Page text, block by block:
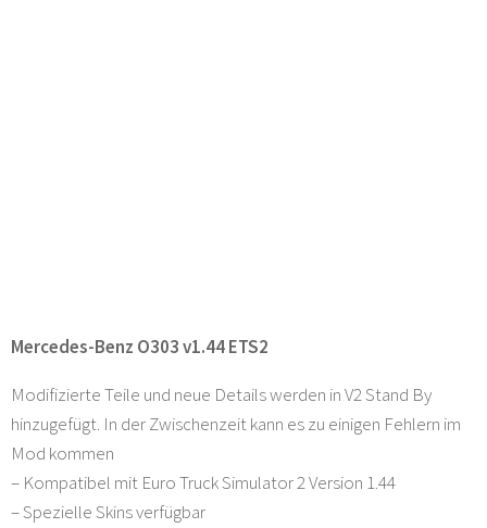
Mercedes-Benz O303 v1.44 ETS2
Modifizierte Teile und neue Details werden in V2 Stand By
hinzugefügt. In der Zwischenzeit kann es zu einigen Fehlern im
Mod kommen
– Kompatibel mit Euro Truck Simulator 2 Version 1.44
– Spezielle Skins verfügbar